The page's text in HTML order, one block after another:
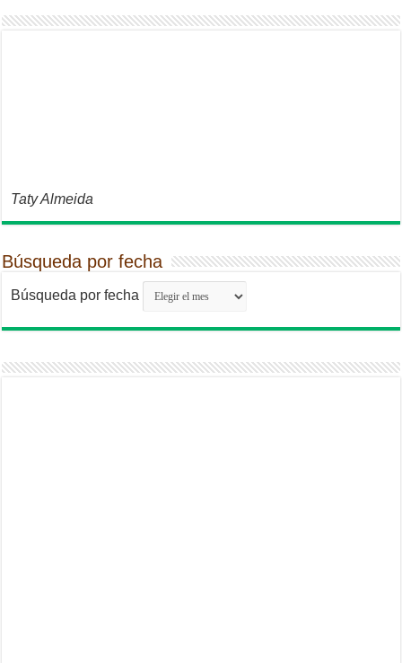
Taty Almeida
Búsqueda por fecha
Búsqueda por fecha